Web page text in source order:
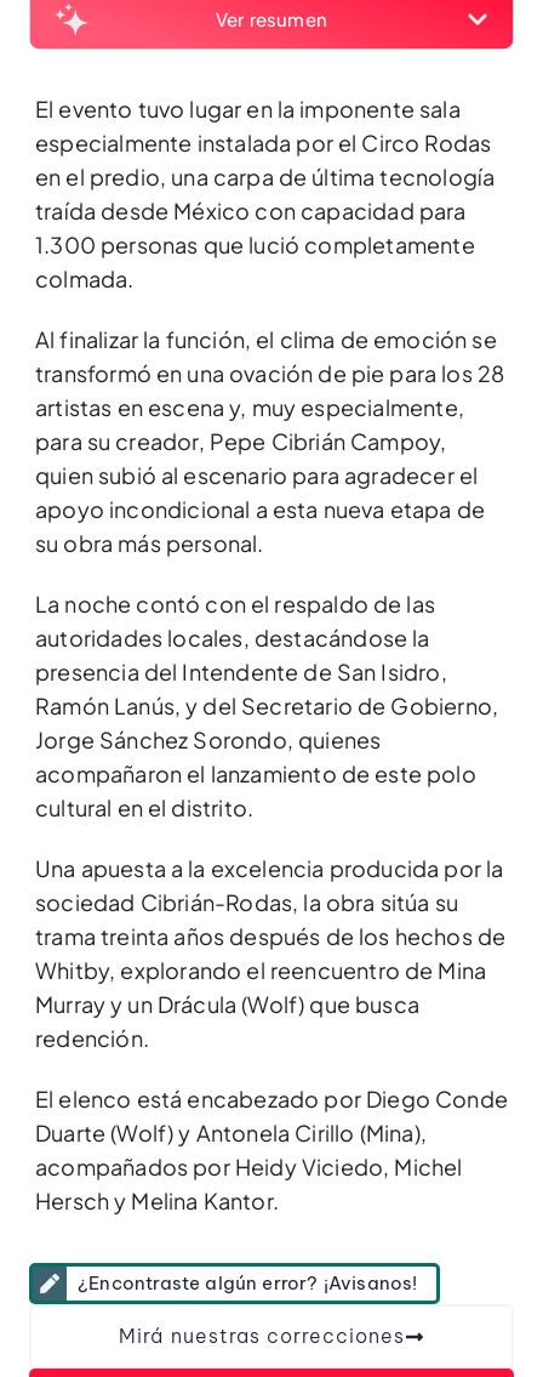
Ver resumen
El evento tuvo lugar en la imponente sala
especialmente instalada por el Circo Rodas
en el predio, una carpa de última tecnología
traída desde México con capacidad para
1.300 personas que lució completamente
colmada.
Al finalizar la función, el clima de emoción se
transformó en una ovación de pie para los 28
artistas en escena y, muy especialmente,
para su creador, Pepe Cibrián Campoy,
quien subió al escenario para agradecer el
apoyo incondicional a esta nueva etapa de
su obra más personal.
La noche contó con el respaldo de las
autoridades locales, destacándose la
presencia del Intendente de San Isidro,
Ramón Lanús, y del Secretario de Gobierno,
Jorge Sánchez Sorondo, quienes
acompañaron el lanzamiento de este polo
cultural en el distrito.
Una apuesta a la excelencia producida por la
sociedad Cibrián-Rodas, la obra sitúa su
trama treinta años después de los hechos de
Whitby, explorando el reencuentro de Mina
Murray y un Drácula (Wolf) que busca
redención.
El elenco está encabezado por Diego Conde
Duarte (Wolf) y Antonela Cirillo (Mina),
acompañados por Heidy Viciedo, Michel
Hersch y Melina Kantor.
¿Encontraste algún error? ¡Avisanos!
Mirá nuestras correcciones